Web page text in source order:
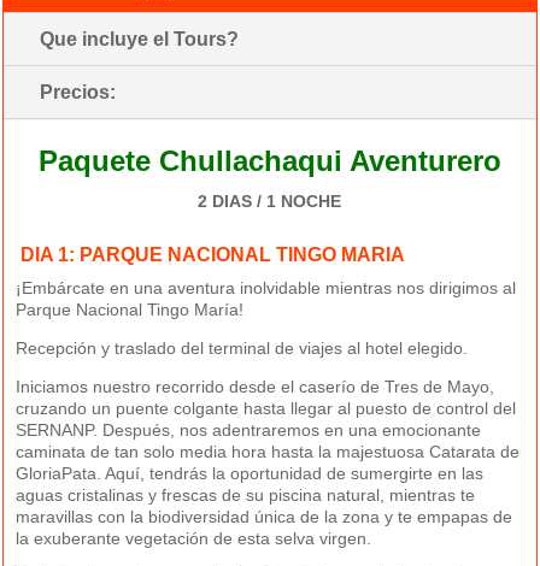
Que incluye el Tours?
Precios:
Paquete Chullachaqui Aventurero
2 DIAS / 1 NOCHE
DIA 1: PARQUE NACIONAL TINGO MARIA
¡Embárcate en una aventura inolvidable mientras nos dirigimos al
Parque Nacional Tingo María!
Recepción y traslado del terminal de viajes al hotel elegido.
Iniciamos nuestro recorrido desde el caserío de Tres de Mayo,
cruzando un puente colgante hasta llegar al puesto de control del
SERNANP. Después, nos adentraremos en una emocionante
caminata de tan solo media hora hasta la majestuosa Catarata de
GloriaPata. Aquí, tendrás la oportunidad de sumergirte en las
aguas cristalinas y frescas de su piscina natural, mientras te
maravillas con la biodiversidad única de la zona y te empapas de
la exuberante vegetación de esta selva virgen.